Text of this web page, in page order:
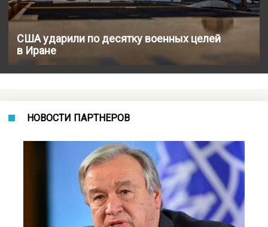
США ударили по десятку военных целей
в Иране
НОВОСТИ ПАРТНЕРОВ